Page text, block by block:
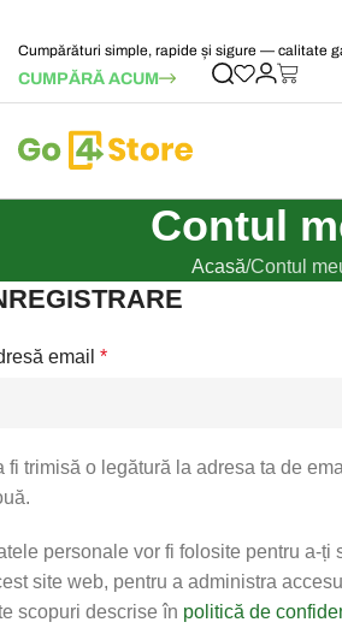
Cumpărături simple, rapide și sigure — calitate
CUMPĂRĂ ACUM
Contul
Acasă Contul
email *
fi trimisă o legătură la adresa ta de
personale vor fi folosite pentru a-ți
site web, pentru a administra
scopuri descrise în politică de